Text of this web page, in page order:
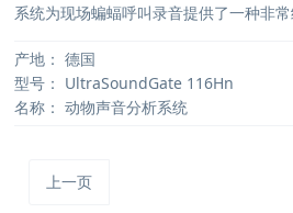
系统为现场蝙蝠呼叫录音提供了一种非常
产地： 德国
型号： UltraSoundGate 116Hn
名称： 动物声音分析系统
上一页